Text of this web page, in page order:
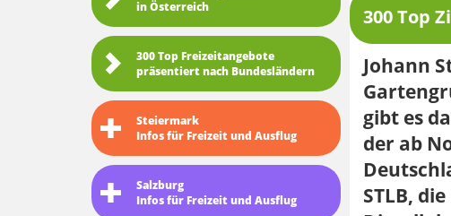
in Österreich
300 Top Freizeitangebote
präsentiert nach Bundesländern
Steiermark
Infos für Freizeit und Ausflug
Salzburg
Infos für Freizeit und Ausflug
300 Top
Johann
gibt es
der ab
STLB,